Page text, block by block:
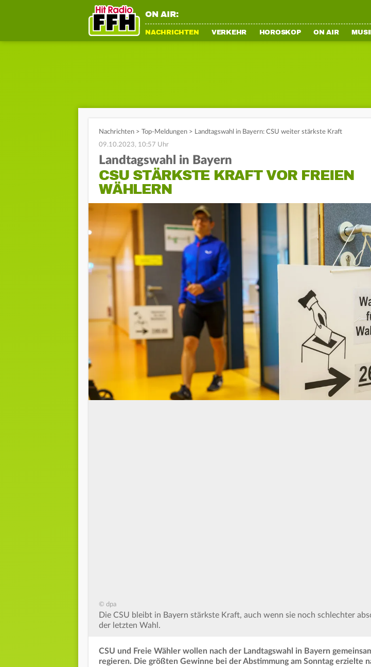
ON AIR:
NACHRICHTEN VERKEHR HOROSKOP ON AIR
Nachrichten > Top-Meldungen > Landtagswahl in Bayern: CSU weiter stärkste Kraft
09.10.2023, 10:57 Uhr
Landtagswahl in Bayern
CSU STÄRKSTE KRAFT VOR FREIEN
WÄHLERN
© dpa
Die CSU bleibt in Bayern stärkste Kraft, auch wenn sie noch schlechter
der letzten Wahl.
CSU und Freie Wähler wollen nach der Landtagswahl in Bayern
regieren. Die größten Gewinne bei der Abstimmung am Sonntag erzielte